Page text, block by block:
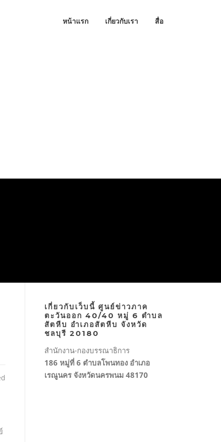
หน้าแรก เกี่ยวกับเรา สื่อ
เกี่ยวกับเว็บนี้ ศูนย์ข่าวภาค
ตะวันออก 40/40 หมู่ 6 ตำบล
สัตหีบ อำเภอสัตหีบ จังหวัด
ชลบุรี 20180
สำนักงาน-กองบรรณาธิการ
186 หมู่ที่ 6 ตำบลโพนทอง อำเภอ
เรณูนคร จังหวัดนครพนม 48170